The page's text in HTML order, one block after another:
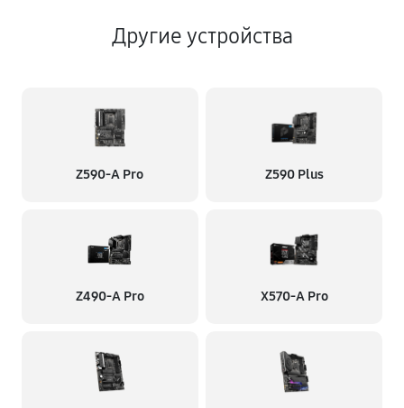
Другие устройства
Z590-A Pro Z590 Plus
Z490-A Pro X570-A Pro